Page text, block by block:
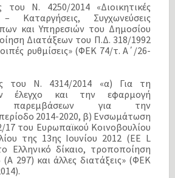
του Ν. 4250/2014 «Διοικητικές
– Καταργήσεις, Συγχωνεύσεις
και Υπηρεσιών του Δημοσίου
Διατάξεων του Π.Δ. 318/1992
ρυθμίσεις» (ΦΕΚ 74/τ. Α΄/26-
του Ν. 4314/2014 «α) Για τη
έλεγχο και την εφαρμογή
παρεμβάσεων για την
2014-2020, β) Ενσωμάτωση
17 του Ευρωπαϊκού Κοινοβουλίου
της 13ης Ιουνίου 2012 (EE L
Ελληνικό δίκαιο, τροποποίηση
297) και άλλες διατάξεις» (ΦΕΚ